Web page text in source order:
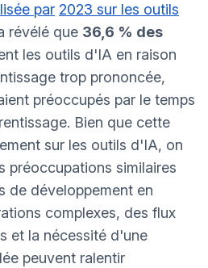
par 2023 sur les outils
révélé que 36,6 % des
les outils d'IA en raison
trop prononcée,
préoccupés par le temps
Bien que cette
sur les outils d'IA, on
préoccupations similaires
de développement en
complexes, des flux
et la nécessité d'une
peuvent ralentir